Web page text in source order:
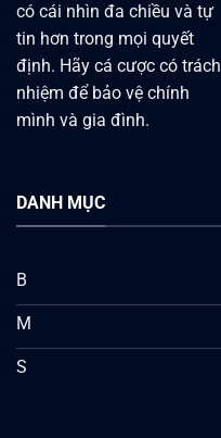
có cái nhìn đa chiều và tự
tin hơn trong mọi quyết
định. Hãy cá cược có trách
nhiệm để bảo vệ chính
mình và gia đình.
DANH MỤC
B
M
S